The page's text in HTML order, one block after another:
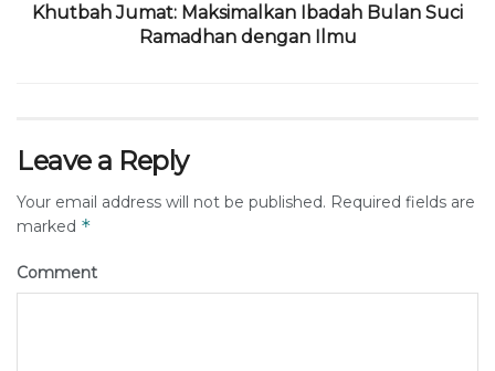
Khutbah Jumat: Maksimalkan Ibadah Bulan Suci
Ramadhan dengan Ilmu
Leave a Reply
Your email address will not be published. Required fields are
marked *
Comment